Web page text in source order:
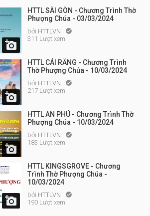

HTTL SÀI GÒN - Chương Trình Thờ
Phượng Chúa - 03/03/2024
bởi HTTLVN 
311 Lượt xem

HTTL CÁI RĂNG - Chương Trình
Thờ Phượng Chúa - 10/03/2024
bởi HTTLVN 
217 Lượt xem

HTTL AN PHÚ - Chương Trình Thờ
Phượng Chúa - 10/03/2024
bởi HTTLVN 
183 Lượt xem

HTTL KINGSGROVE - Chương
Trình Thờ Phượng Chúa -
10/03/2024
bởi HTTLVN 
190 Lượt xem